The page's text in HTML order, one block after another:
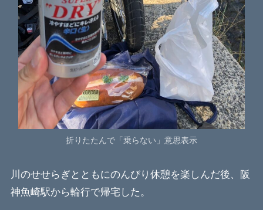
折りたたんで「乗らない」意思表示
川のせせらぎとともにのんびり休憩を楽しんだ後、阪
神魚崎駅から輪行で帰宅した。